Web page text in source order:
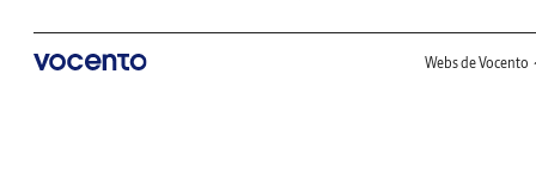
Webs de Vocento